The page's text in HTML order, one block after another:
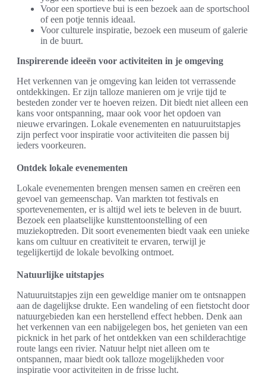
Voor een sportieve bui is een bezoek aan de sportschool
of een potje tennis ideaal.
Voor culturele inspiratie, bezoek een museum of galerie
in de buurt.
Inspirerende ideeën voor activiteiten in je omgeving
Het verkennen van je omgeving kan leiden tot verrassende
ontdekkingen. Er zijn talloze manieren om je vrije tijd te
besteden zonder ver te hoeven reizen. Dit biedt niet alleen een
kans voor ontspanning, maar ook voor het opdoen van
nieuwe ervaringen. Lokale evenementen en natuuruitstapjes
zijn perfect voor inspiratie voor activiteiten die passen bij
ieders voorkeuren.
Ontdek lokale evenementen
Lokale evenementen brengen mensen samen en creëren een
gevoel van gemeenschap. Van markten tot festivals en
sportevenementen, er is altijd wel iets te beleven in de buurt.
Bezoek een plaatselijke kunsttentoonstelling of een
muziekoptreden. Dit soort evenementen biedt vaak een unieke
kans om cultuur en creativiteit te ervaren, terwijl je
tegelijkertijd de lokale bevolking ontmoet.
Natuurlijke uitstapjes
Natuuruitstapjes zijn een geweldige manier om te ontsnappen
aan de dagelijkse drukte. Een wandeling of een fietstocht door
natuurgebieden kan een herstellend effect hebben. Denk aan
het verkennen van een nabijgelegen bos, het genieten van een
picknick in het park of het ontdekken van een schilderachtige
route langs een rivier. Natuur helpt niet alleen om te
ontspannen, maar biedt ook talloze mogelijkheden voor
inspiratie voor activiteiten in de frisse lucht.